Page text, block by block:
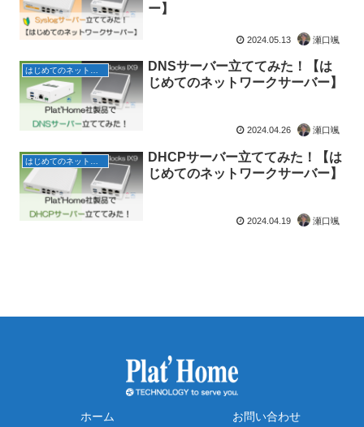
ー】
2024.05.13 瀬口颯
はじめてのネットワークサーバー
DNSサーバー立ててみた！【は
じめてのネットワークサーバー】
2024.04.26 瀬口颯
DHCPサーバー立ててみた！【は
じめてのネットワークサーバー】
2024.04.19 瀬口颯
ホーム お問い合わせ